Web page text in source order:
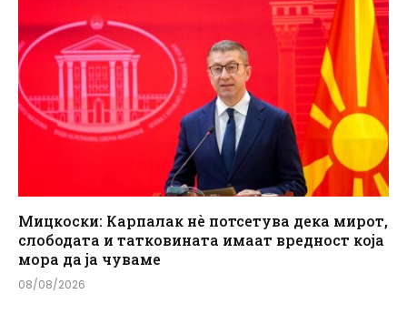
Мицкоски: Карпалак нè потсетува дека мирот,
слободата и татковината имаат вредност која
мора да ја чуваме
08/08/2026